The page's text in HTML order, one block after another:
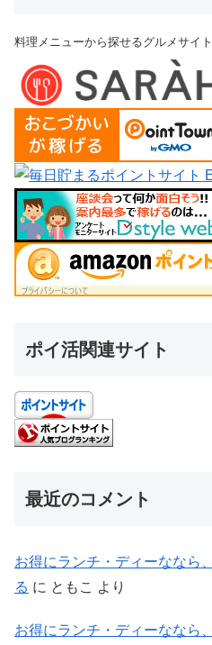
料理メニューから探せるグルメサイト
ポイ活関連サイト
最近のコメント
お得にランチ・ディーななら
る に ともこ より
お得にランチ・ディーななら